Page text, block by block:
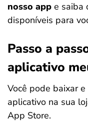
nosso app e saiba
disponíveis para
Passo a
aplicativo
Você pode baixar
aplicativo na sua
App Store.